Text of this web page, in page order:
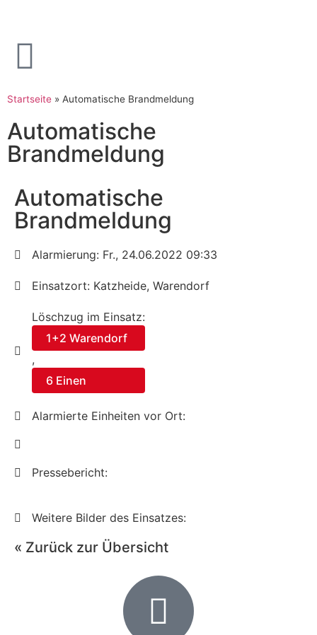
Startseite » Automatische Brandmeldung
Automatische
Brandmeldung
Automatische
Brandmeldung
Alarmierung: Fr., 24.06.2022 09:33
Einsatzort: Katzheide, Warendorf
Löschzug im Einsatz:
1+2 Warendorf
,
6 Einen
Alarmierte Einheiten vor Ort:
Pressebericht:
Weitere Bilder des Einsatzes:
« Zurück zur Übersicht